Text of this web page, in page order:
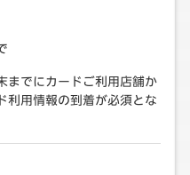
までにカードご利用店舗か
利用情報の到着が必須とな